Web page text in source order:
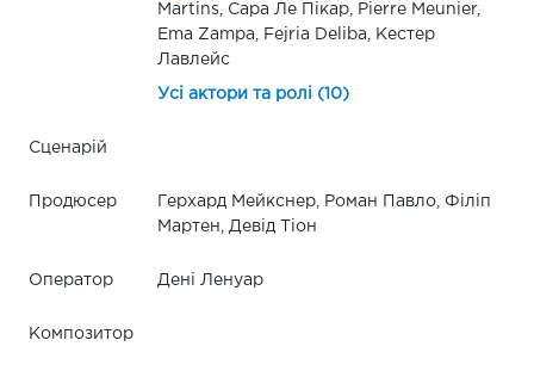
Martins, Сара Ле Пікар, Pierre Meunier,
Ema Zampa, Fejria Deliba, Кестер
Лавлейс
Усі актори та ролі (10)
Сценарій
Продюсер
Герхард Мейкснер, Роман Павло, Філіп
Мартен, Девід Тіон
Оператор Дені Ленуар
Композитор